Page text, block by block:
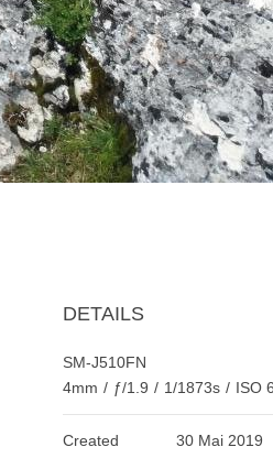
DETAILS
SM-J510FN
4mm / ƒ/1.9 / 1/1873s / ISO
Created
30 Mai 2019